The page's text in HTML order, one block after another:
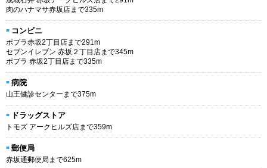
肉のハナマサ赤坂店まで335m
コンビニ
ポプラ赤坂2丁目店まで291m
セブンイレブン 赤坂２丁目店まで345m
ポプラ 赤坂2丁目店まで335m
病院
山王健診センターまで375m
ドラッグストア
トモズ アークヒルズ店まで359m
郵便局
赤坂通郵便局まで625m